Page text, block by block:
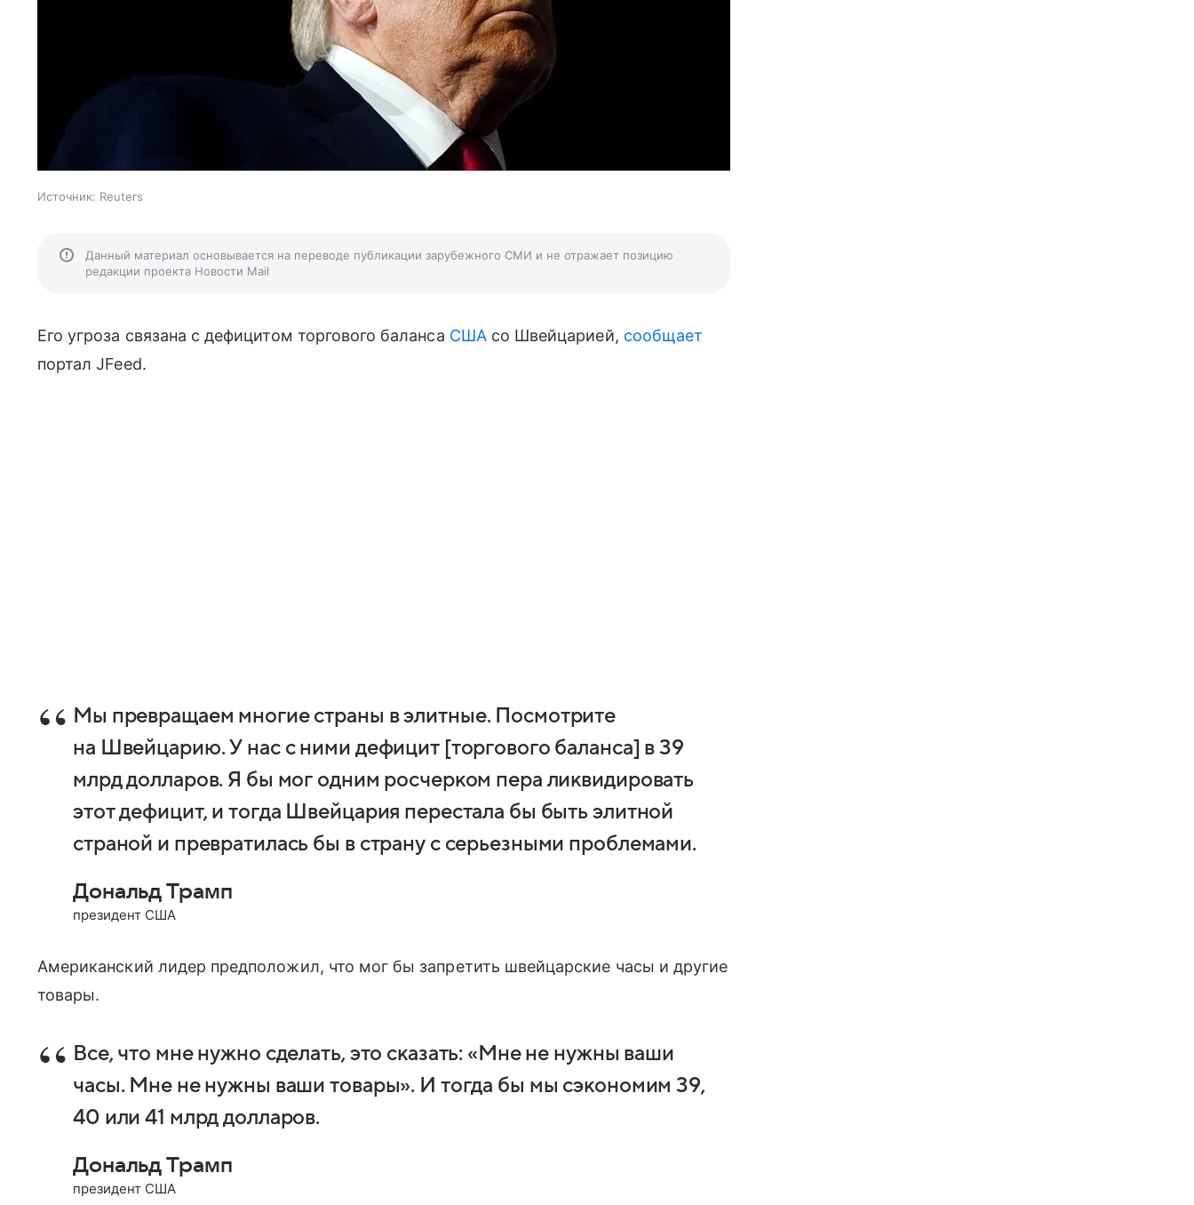
Источник: Reuters
Данный материал основывается на переводе публикации зарубежного СМИ и не отражает позицию
редакции проекта Новости Mail
Его угроза связана с дефицитом торгового баланса СШАсо Швейцарией, сообщает
портал JFeed.
Мы превращаем многие страны в элитные. Посмотрите
на Швейцарию. У нас с ними дефицит [торгового баланса] в 39
млрд долларов. Я бы мог одним росчерком пера ликвидировать
этот дефицит, и тогда Швейцария перестала бы быть элитной
страной и превратилась бы в страну с серьезными проблемами.
Дональд Трамп
президент США
Американский лидер предположил, что мог бы запретить швейцарские часы и другие
товары.
Все, что мне нужно сделать, это сказать: «Мне не нужны ваши
часы. Мне не нужны ваши товары». И тогда бы мы сэкономим 39,
40 или 41 млрд долларов.
Дональд Трамп
президент США